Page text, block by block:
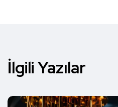
İlgili Yazılar